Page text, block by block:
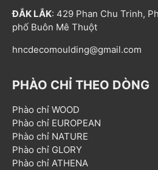
ĐẮK LẮK: 429 Phan Chu Trinh,
phố Buôn Mê Thuột
hncdecomoulding@gmail.com
PHÀO CHỈ THEO DÒNG
Phào chỉ WOOD
Phào chỉ EUROPEAN
Phào chỉ NATURE
Phào chỉ GLORY
Phào chỉ ATHENA